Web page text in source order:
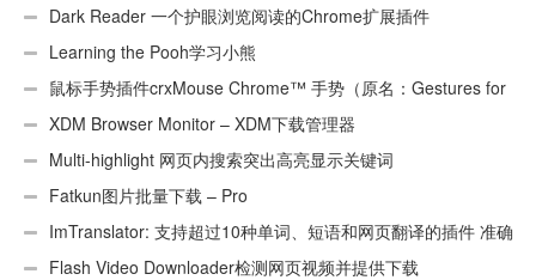
Dark Reader 一个护眼浏览阅读的Chrome扩展插件
Learning the Pooh学习小熊
鼠标手势插件crxMouse Chrome™ 手势（原名：Gestures for
Chrome(TM)汉化版）
XDM Browser Monitor – XDM下载管理器
Multi-highlight 网页内搜索突出高亮显示关键词
Fatkun图片批量下载 – Pro
ImTranslator: 支持超过10种单词、短语和网页翻译的插件 准确
性不错Flash Video Downloader检测网页视频并提供下载